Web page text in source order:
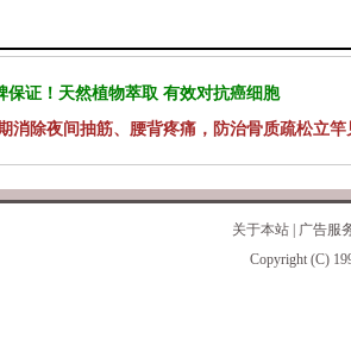
保证！天然植物萃取 有效对抗癌细胞
消除夜间抽筋、腰背疼痛，防治骨质疏松立竿
关于本站
广告服
Copyright (C)